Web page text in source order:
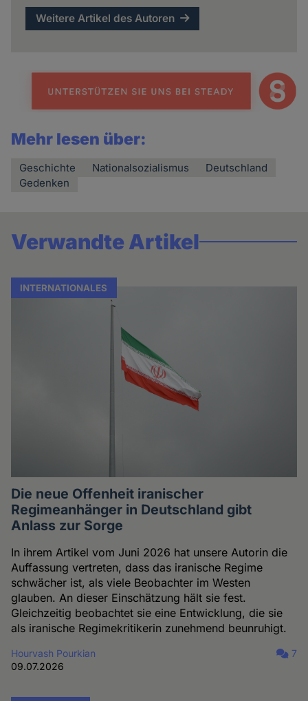
Weitere Artikel des Autoren
Mehr lesen über:
Geschichte Nationalsozialismus
Deutschland
Gedenken
Verwandte Artikel
INTERNATIONALES
Die neue Offenheit iranischer
Regimeanhänger in Deutschland gibt
Anlass zur Sorge
In ihrem Artikel vom Juni 2026 hat unsere Autorin die
Auffassung vertreten, dass das iranische Regime
schwächer ist, als viele Beobachter im Westen
glauben. An dieser Einschätzung hält sie fest.
Gleichzeitig beobachtet sie eine Entwicklung, die sie
als iranische Regimekritikerin zunehmend beunruhigt.
Hourvash Pourkian
09.07.2026
7